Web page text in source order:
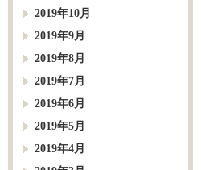
2019年10月
2019年9月
2019年8月
2019年7月
2019年6月
2019年5月
2019年4月